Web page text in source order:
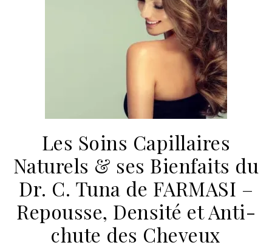
Les Soins Capillaires
Naturels & ses Bienfaits du
Dr. C. Tuna de FARMASI –
Repousse, Densité et Anti-
chute des Cheveux